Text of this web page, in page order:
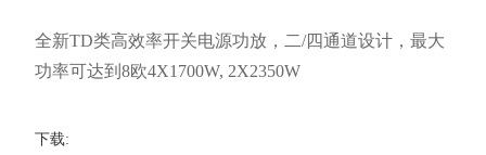
全新TD类高效率开关电源功放，二/四通道设计，最大
下载: